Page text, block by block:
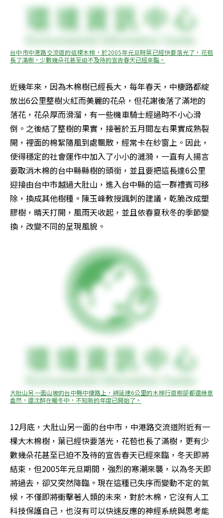
台中市中港路交流道的這棵木棉，於2005年元旦時葉已經快要落光了，花苞
長了滿樹，少數幾朵花甚至迫不及待的宣告春天已經來臨。
近幾年來，因為木棉樹已經長大，每年春天，中棲路都綻
放出6公里整樹火紅而美麗的花朵，但花謝後落了滿地的
落花，花朵厚而滑溜，有一些機車騎士經過時不小心滑
倒。之後結了整樹的果實，接著於五月間左右果實成熟裂
開，裡面的棉絮隨風到處飄散，經常卡在紗窗上。因此，
使得穩定的社會運作中加入了小小的漣漪，一直有人揚言
要取消木棉的台中縣縣樹的頭銜，並且要把這長達6公里
迎接由台中市越過大肚山，進入台中縣的這一群禮賓司移
除，換成其他樹種。陳玉峰教授諷刺的建議，乾脆改成塑
膠樹，晴天打開，風雨天收起，並且依春夏秋冬的季節變
換，改變不同的呈現風貌。
大肚山另一面山坡的台中縣中棲路上，綿延達6公里的木棉行道樹卻都還綠意
盎然，還沈醉在暖冬中，不知新的年度已開始了。
12月底，大肚山另一面的台中市，中港路交流道附近有一
棵大木棉樹，葉已經快要落光，花苞也長了滿樹，更有少
數幾朵花甚至已迫不及待的宣告春天已經來臨，冬天即將
結束，但2005年元旦期間，強烈的寒潮來襲，以為冬天即
將過去，卻又突然降臨。現在這種已失序而變動不定的氣
候，不僅即將衝擊著人類的未來，對於木棉，它沒有人工
科技保護自己，也沒有可以快速反應的神經系統與思考能